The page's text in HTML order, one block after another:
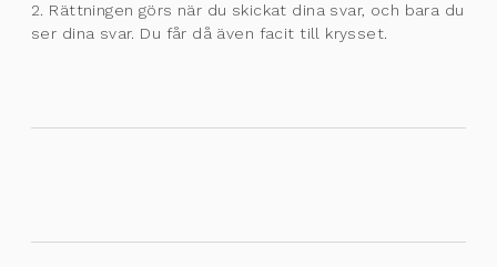
2. Rättningen görs när du skickat dina svar, och bara du
ser dina svar. Du får då även facit till krysset.